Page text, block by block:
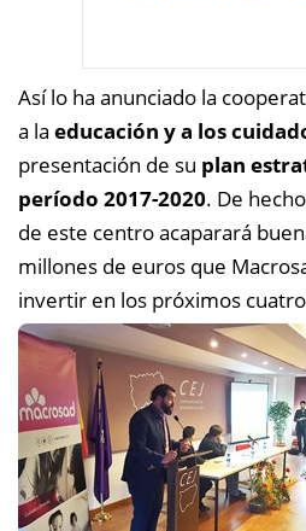
Así lo ha anunciado la
a la educación y a los
presentación de su plan
período 2017-2020. De
de este centro acaparará
millones de euros que
invertir en los próximos